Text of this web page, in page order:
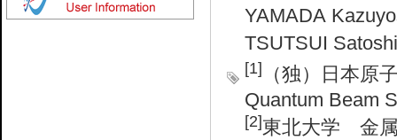
YAMADA
TSUTSUI Satoshi
[1]
（独）日本
Quantum Beam
[2]東北大学 金